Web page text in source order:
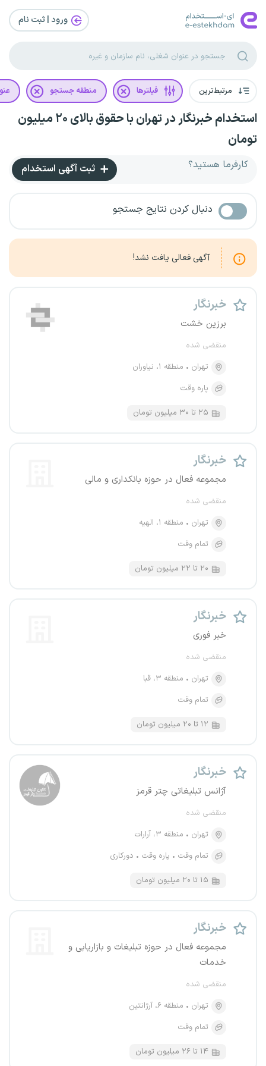
ورود | ثبت‌ نام
مرتبط‌ترین فیلترها منطقه جستجو
استخدام خبرنگار در تهران با حقوق بالای ۲۰ میلیون
تومان
کارفرما هستید؟ ثبت آگهی استخدام
دنبال کردن نتایج جستجو
آگهی فعالی یافت نشد!
خبرنگار
برزین خشت
منقضی شده
تهران
منطقه ۱، نیاوران
پاره وقت
۲۵ تا ۳۰ میلیون تومان
خبرنگار
مجموعه فعال در حوزه بانکداری و مالی
منقضی شده
تهران
منطقه ۱، الهیه
تمام وقت
۲۰ تا ۲۲ میلیون تومان
خبرنگار
خبر فوری
منقضی شده
تهران
منطقه ۳، قبا
تمام وقت
۱۲ تا ۲۰ میلیون تومان
خبرنگار
آژانس تبلیغاتی چتر قرمز
منقضی شده
تهران
منطقه ۳، آرارات
تمام وقت
پاره وقت دورکاری
۱۵ تا ۲۰ میلیون تومان
خبرنگار
مجموعه فعال در حوزه تبلیغات و بازاریابی و
خدمات
منقضی شده
تهران
منطقه ۶، آرژانتین
تمام وقت
۱۴ تا ۲۶ میلیون تومان